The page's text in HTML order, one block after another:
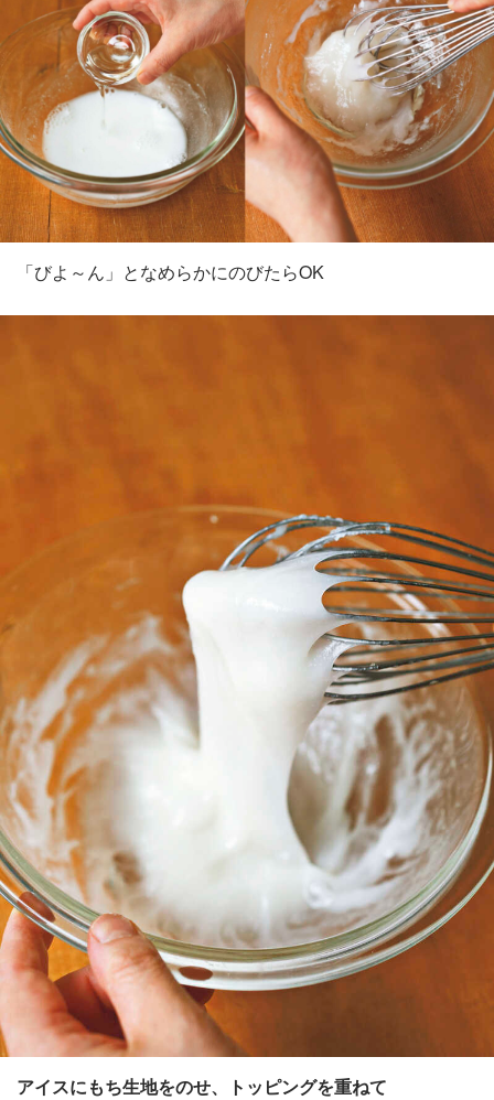
「びよ～ん」となめらかにのびたらOK
アイスにもち生地をのせ、トッピングを重ねて